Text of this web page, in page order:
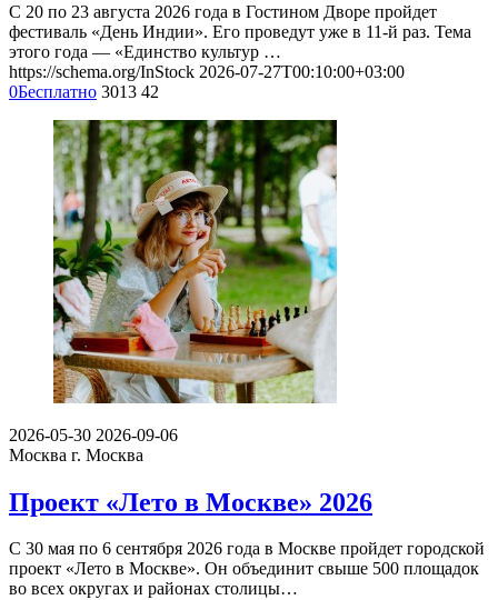
С 20 по 23 августа 2026 года в Гостином Дворе пройдет
фестиваль «День Индии». Его проведут уже в 11-й раз. Тема
этого года — «Единство культур …
https://schema.org/InStock 2026-07-27T00:10:00+03:00
0Бесплатно 3013 42
2026-05-30 2026-09-06
Москва г. Москва
Проект «Лето в Москве» 2026
С 30 мая по 6 сентября 2026 года в Москве пройдет городской
проект «Лето в Москве». Он объединит свыше 500 площадок
во всех округах и районах столицы…